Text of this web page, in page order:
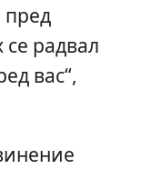
пред
радвал
вас“,